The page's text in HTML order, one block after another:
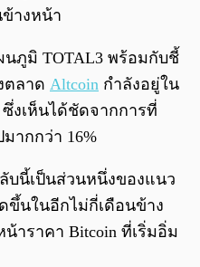
างหน้า
นภูมิ TOTAL3 พร้อมกับชี้
ตลาด Altcoin กำลังอยู่ใน
งเห็นได้ชัดจากการที่
ากกว่า 16%
บนี้เป็นส่วนหนึ่งของแนว
ขึ้นในอีกไม่กี่เดือนข้าง
าราคา Bitcoin ที่เริ่มอิ่ม